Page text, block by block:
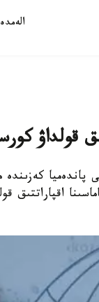
الەمدە
قولداۋ
پاندەميا كەزىندە
اقپاراتتىق